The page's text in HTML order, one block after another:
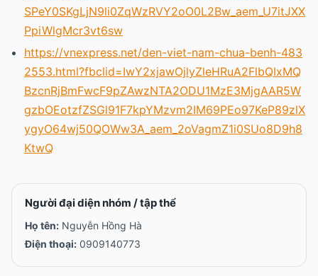
SPeY0SKgLjN9li0ZqWzRVY2oO0L2Bw_aem_U7itJXX
PpiWlgMcr3vt6sw
https://vnexpress.net/den-viet-nam-chua-benh-483
2553.html?fbclid=IwY2xjawOjlyZleHRuA2FlbQIxMQ
BzcnRjBmFwcF9pZAwzNTA2ODU1MzE3MjgAAR5W
gzbOEotzfZSGl91F7kpYMzvm2IM69PEo97KeP89zlX
ygyO64wj50QOWw3A_aem_2oVagmZ1i0SUo8D9h8
KtwQ
Người đại diện nhóm / tập thể
Họ tên: Nguyễn Hồng Hà
Điện thoại: 0909140773